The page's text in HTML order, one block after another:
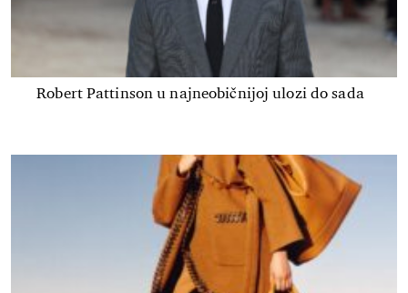
Robert Pattinson u najneobičnijoj ulozi do sada